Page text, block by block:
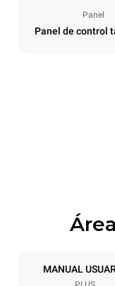
Panel
Panel de control
7
MANUAL